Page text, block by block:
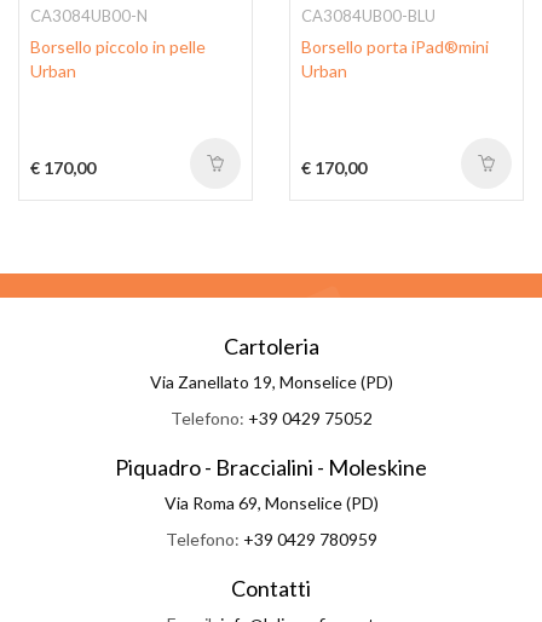
CA3084UB00-N
Borsello piccolo in pelle
Urban
€ 170,00
CA3084UB00-BLU
Borsello porta iPad®mini
Urban
€ 170,00
Cartoleria
Via Zanellato 19, Monselice (PD)
Telefono: +39 0429 75052
Piquadro - Braccialini - Moleskine
Via Roma 69, Monselice (PD)
Telefono: +39 0429 780959
Contatti